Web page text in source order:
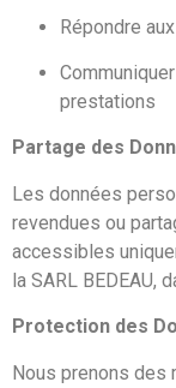
Répondre
prestations
Partage des
Les données
revendues ou
accessibles
la SARL BEDEAU,
Protection des
Nous prenons des